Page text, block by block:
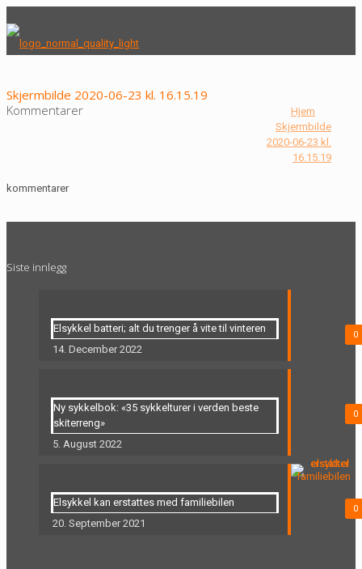
Skjermbilde 2020-06-23 kl. 16.15.19
Hjem
Skjermbilde
2020-06-23 kl.
16.15.19
Kommentarer
kommentarer
Siste innlegg
0
Elsykkel batteri; alt du trenger å vite til vinteren
14. December 2022
0
Ny sykkelbok: «35 sykkelturer i verden beste
skiterreng»
5. August 2022
0
Elsykkel kan erstattes med familiebilen
20. September 2021